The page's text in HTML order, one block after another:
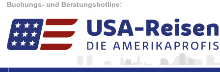
Buchungs- und Beratungshotline: